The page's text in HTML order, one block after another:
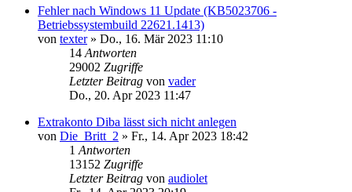
Fehler nach Windows 11 Update (KB5023706 -
Betriebssystembuild 22621.1413)
von texter» Do., 16. Mär 2023 11:10
14 Antworten
29002 Zugriffe
Letzter Beitrag von vader
Do., 20. Apr 2023 11:47
Extrakonto Diba lässt sich nicht anlegen
von Die_Britt_2 » Fr., 14. Apr 2023 18:42
1 Antworten
13152 Zugriffe
Letzter Beitrag von audiolet